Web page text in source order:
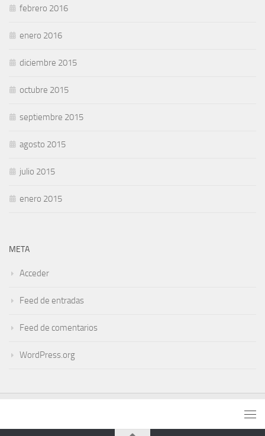
febrero 2016
enero 2016
diciembre 2015
octubre 2015
septiembre 2015
agosto 2015
julio 2015
enero 2015
META
Acceder
Feed de entradas
Feed de comentarios
WordPress.org